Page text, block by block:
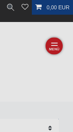
0,00 EUR
☰